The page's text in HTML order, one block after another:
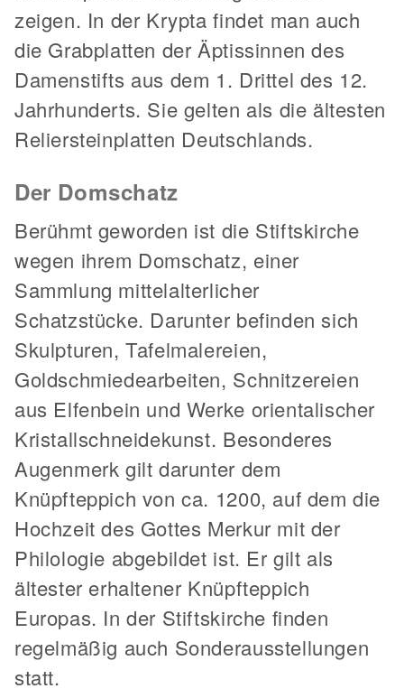
zeigen. In der Krypta findet man auch
die Grabplatten der Äptissinnen des
Damenstifts aus dem 1. Drittel des 12.
Jahrhunderts. Sie gelten als die ältesten
Reliersteinplatten Deutschlands.
Der Domschatz
Berühmt geworden ist die Stiftskirche
wegen ihrem Domschatz, einer
Sammlung mittelalterlicher
Schatzstücke. Darunter befinden sich
Skulpturen, Tafelmalereien,
Goldschmiedearbeiten, Schnitzereien
aus Elfenbein und Werke orientalischer
Kristallschneidekunst. Besonderes
Augenmerk gilt darunter dem
Knüpfteppich von ca. 1200, auf dem die
Hochzeit des Gottes Merkur mit der
Philologie abgebildet ist. Er gilt als
ältester erhaltener Knüpfteppich
Europas. In der Stiftskirche finden
regelmäßig auch Sonderausstellungen
statt.